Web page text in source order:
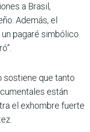
a Brasil,
Ade­más, el
pagaré simbólico
sostiene que tanto
están
el exhombre fuerte